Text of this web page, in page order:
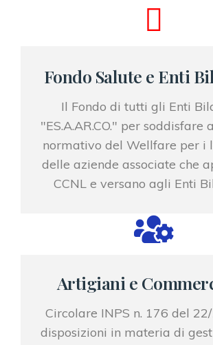
Fondo Salute e Enti
Il Fondo di tutti gli Enti
"ES.A.AR.CO." per soddisfare
normativo del Wellfare per i
delle aziende associate che
CCNL e versano agli Enti
Artigiani e
Circolare INPS n. 176 del
disposizioni in materia di